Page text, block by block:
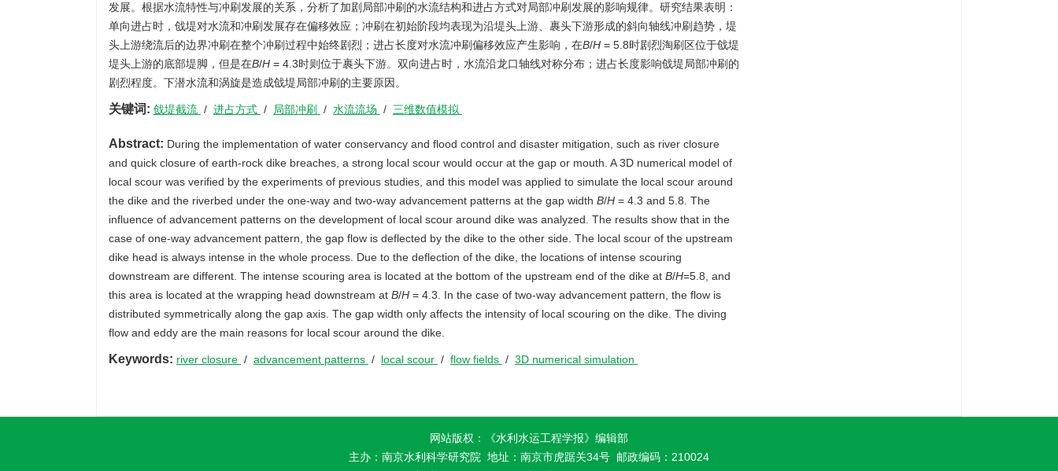
发展。根据水流特性与冲刷发展的关系，分析了加剧局部冲刷的水流结构和进占方式对局部冲刷发展的影响规律。研究结果表明：
单向进占时，戗堤对水流和冲刷发展存在偏移效应；冲刷在初始阶段均表现为沿堤头上游、裹头下游形成的斜向轴线冲刷趋势，堤
头上游绕流后的边界冲刷在整个冲刷过程中始终剧烈；进占长度对水流冲刷偏移效应产生影响，在B/H = 5.8时剧烈淘刷区位于戗堤
堤头上游的底部堤脚，但是在B/H = 4.3时则位于裹头下游。双向进占时，水流沿龙口轴线对称分布；进占长度影响戗堤局部冲刷的
剧烈程度。下潜水流和涡旋是造成戗堤局部冲刷的主要原因。
关键词: 戗堤截流 / 进占方式 / 局部冲刷 / 水流流场 / 三维数值模拟
Abstract: During the implementation of water conservancy and flood control and disaster mitigation, such as river closure
and quick closure of earth-rock dike breaches, a strong local scour would occur at the gap or mouth. A 3D numerical model of
local scour was verified by the experiments of previous studies, and this model was applied to simulate the local scour around
the dike and the riverbed under the one-way and two-way advancement patterns at the gap width B/H = 4.3 and 5.8. The
influence of advancement patterns on the development of local scour around dike was analyzed. The results show that in the
case of one-way advancement pattern, the gap flow is deflected by the dike to the other side. The local scour of the upstream
dike head is always intense in the whole process. Due to the deflection of the dike, the locations of intense scouring
downstream are different. The intense scouring area is located at the bottom of the upstream end of the dike at B/H=5.8, and
this area is located at the wrapping head downstream at B/H = 4.3. In the case of two-way advancement pattern, the flow is
distributed symmetrically along the gap axis. The gap width only affects the intensity of local scouring on the dike. The diving
flow and eddy are the main reasons for local scour around the dike.
Keywords: river closure / advancement patterns / local scour / flow fields / 3D numerical simulation
网站版权：《水利水运工程学报》编辑部
主办：南京水利科学研究院 地址：南京市虎踞关34号 邮政编码：210024